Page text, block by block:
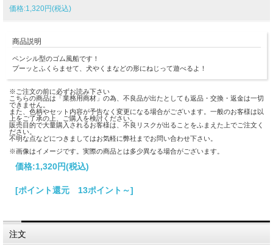
価格:1,320円(税込)
商品説明
ペンシル型のゴム風船です！
プーッとふくらませて、犬やくまなどの形にねじって遊べるよ！
※ご注文の前に必ずお読み下さい
こちらの商品は「業務用商材」の為、不良品が出たとしても返品・交換・返金は一切
できません。
また、色柄やセット内容が予告なく変更になる場合がございます。一般のお客様は以
上をご了承の上、ご購入を検討ください。
販売目的で大量購入されるお客様は、不良リスクが出ることをふまえた上でご注文く
ださい。
不明な点などにつきましてはお気軽に弊社までお問い合わせ下さい。
※画像はイメージです。実際の商品とは多少異なる場合がございます。
価格:1,320円(税込)
[ポイント還元 13ポイント～]
注文